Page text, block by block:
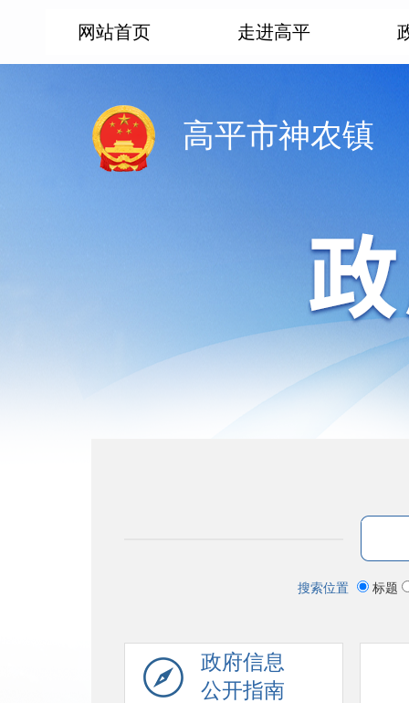
网站首页 走进高平
高平市神农镇
搜索位置 标题
政府信息
公开指南